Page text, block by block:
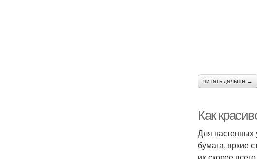
читать дальше →
Как
Для настенных
бумага, яркие